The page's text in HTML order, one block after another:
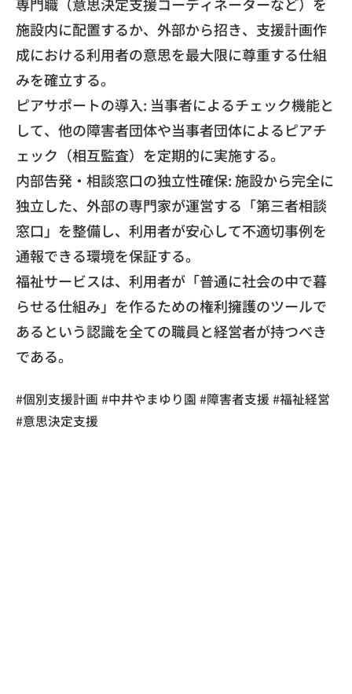
施設内に配置するか、外部から招き、 支援計画作
成における利用者の意思を最大限に尊重する仕組
みを確立する。
​ピアサポートの導入: 当事者によるチェック機能と
して、 他の障害者団体や当事者団体によるピアチ
ェック（相互監査） を定期的に実施する。
​内部告発・相談窓口の独立性確保: 施設から完全に
独立した、外部の専門家が運営する「第三者相談
窓口」を整備し、 利用者が安心して不適切事例を
通報できる環境を保証する。
​福祉サービスは、利用者が「普通に社会の中で暮
らせる仕組み」 を作るための権利擁護のツールで
あるという認識を全ての職員と経営者が持つべき
である。
​#個別支援計画 #中井やまゆり園 #障害者支援 #福祉経営
#意思決定支援